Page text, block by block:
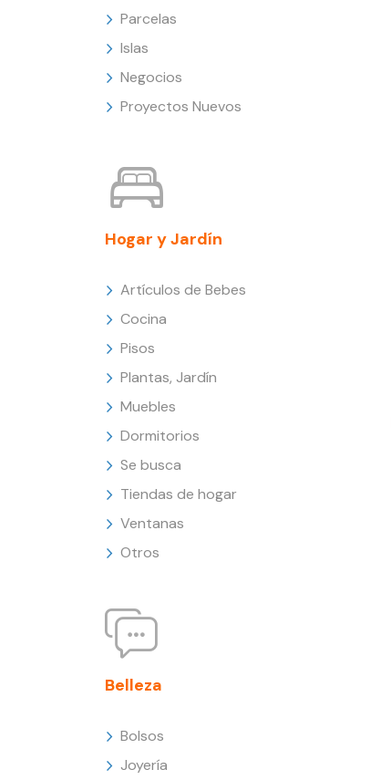
Parcelas
Islas
Negocios
Proyectos Nuevos
Hogar y Jardín
Artículos de Bebes
Cocina
Pisos
Plantas, Jardín
Muebles
Dormitorios
Se busca
Tiendas de hogar
Ventanas
Otros
Belleza
Bolsos
Joyería